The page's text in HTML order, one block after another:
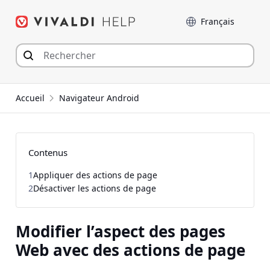
Langue
Accueil Navigateur Android
Modifier l’aspect des pages
Web avec des actions de page
Contenus
1Appliquer des actions de page
2Désactiver les actions de page